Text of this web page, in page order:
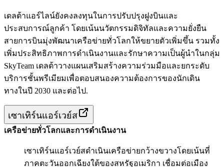
เดลต้าแอร์ไลน์ยังคงลงทุนในการปรับปรุงฝูงบินและ
ประสบการณ์ลูกค้า โดยเน้นนวัตกรรมดิจิทัลและความยั่งยืน
สายการบินมุ่งพัฒนาเครือข่ายทั่วโลกให้ขยายตัวเพิ่มขึ้น รวมทั้ง
เพิ่มประสิทธิภาพการดำเนินงานและรักษาความเป็นผู้นำในกลุ่ม
SkyTeam เดลต้าวางแผนเสริมสร้างความร่วมมือและยกระดับ
บริการชั้นพรีเมียมเพื่อตอบสนองความต้องการของนักเดิน
ทางในปี 2030 และต่อไป.
เซาเทิร์นแอร์เวย์ส
เครือข่ายทั่วโลกและการดำเนินงาน
เซาเทิร์นแอร์เวย์สดำเนินเครือข่ายกว้างขวางโดยเน้นที่
ภาคตะวันออกเฉียงใต้ของสหรัฐอเมริกา เชื่อมต่อเมือง